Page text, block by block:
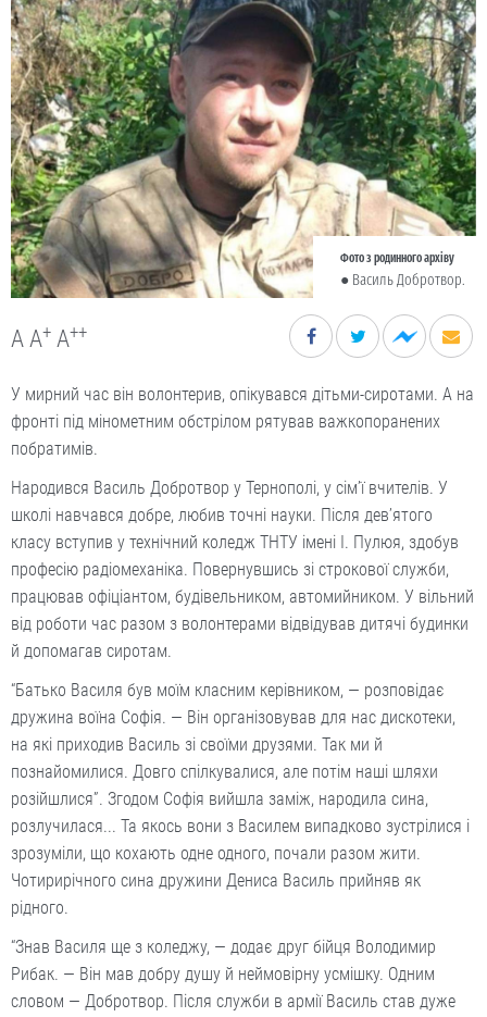
Фото з родинного архіву
● Василь Добротвор.
A A+ A++
У мирний час він волонтерив, опікувався дітьми-сиротами. А на
фронті під мінометним обстрілом рятував важкопоранених
побратимів.
Народився Василь Добротвор у Тернополі, у сім’ї вчителів. У
школі навчався добре, любив точні науки. Після дев’ятого
класу вступив у технічний коледж ТНТУ імені І. Пулюя, здобув
професію радіомеханіка. Повернувшись зі строкової служби,
працював офіціантом, будівельником, автомийником. У вільний
від роботи час разом з волонтерами відвідував дитячі будинки
й допомагав сиротам.
“Батько Василя був моїм класним керівником, — розповідає
дружина воїна Софія. — Він організовував для нас дискотеки,
на які приходив Василь зі своїми друзями. Так ми й
познайомилися. Довго спілкувалися, але потім наші шляхи
розійшлися”. Згодом Софія вийшла заміж, народила сина,
розлучилася... Та якось вони з Василем випадково зустрілися і
зрозуміли, що кохають одне одного, почали разом жити.
Чотирирічного сина дружини Дениса Василь прийняв як
рідного.
“Знав Василя ще з коледжу, — додає друг бійця Володимир
Рибак. — Він мав добру душу й неймовірну усмішку. Одним
словом — Добротвор. Після служби в армії Василь став дуже